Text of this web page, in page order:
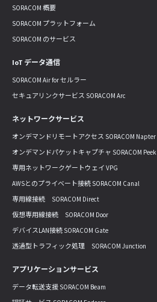
SORACOM 概要
SORACOM プラットフォーム
SORACOM のサービス
IoT データ通信
SORACOM Air for セルラー
セキュアリンクサービス SORACOM Arc
ネットワークサービス
オンデマンドリモートアクセス SORACOM Napter
オンデマンドパケットキャプチャ SORACOM Peek
専用ネットワークゲートウェイ VPG
AWSとのプライベート接続 SORACOM Canal
専用線接続 SORACOM Direct
仮想専用線接続 SORACOM Door
デバイスLAN接続 SORACOM Gate
透過型トラフィック処理 SORACOM Junction
アプリケーションサービス
データ転送支援 SORACOM Beam